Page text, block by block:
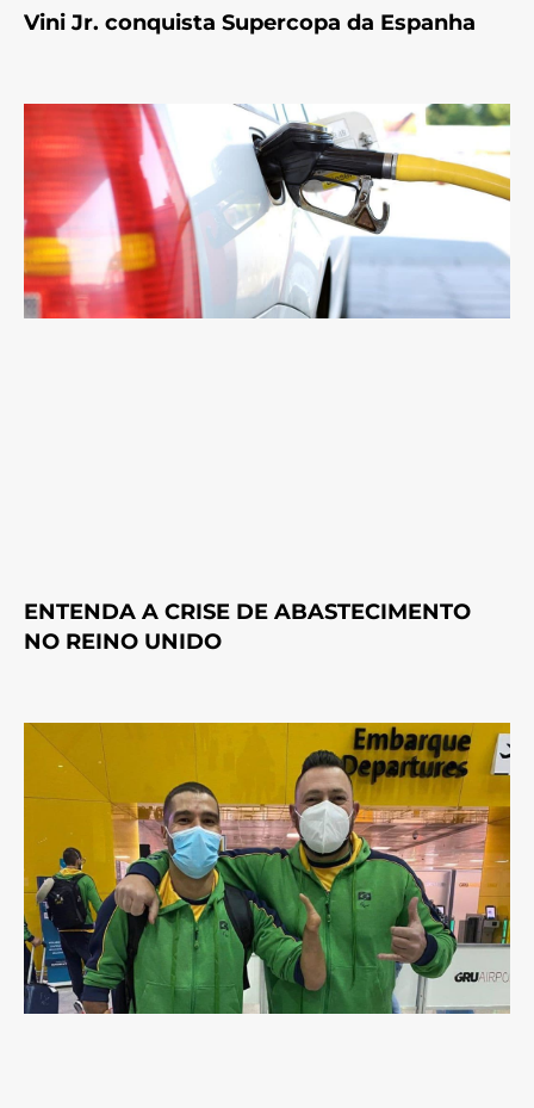
Vini Jr. conquista Supercopa da Espanha
ENTENDA A CRISE DE ABASTECIMENTO
NO REINO UNIDO